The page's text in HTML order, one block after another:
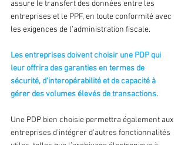
assure le transfert des données entre les
entreprises et le PPF, en toute conformité avec
les exigences de l’administration fiscale.
Les entreprises doivent choisir une PDP qui
leur offrira des garanties en termes de
sécurité, d’interopérabilité et de capacité à
gérer des volumes élevés de transactions.
Une PDP bien choisie permettra également aux
entreprises d’intégrer d’autres fonctionnalités